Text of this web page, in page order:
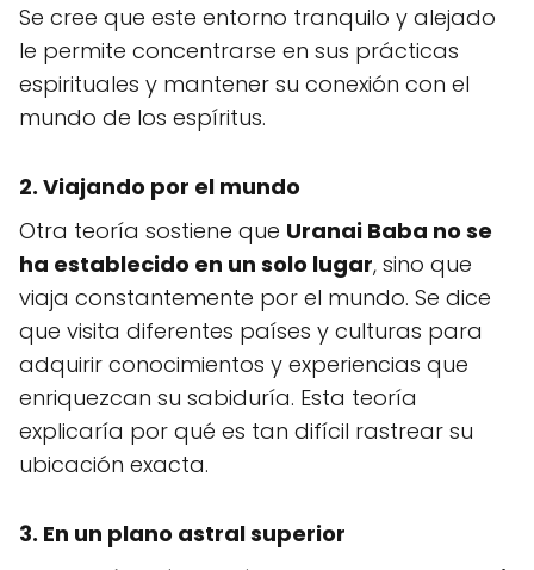
Se cree que este entorno tranquilo y alejado
le permite concentrarse en sus prácticas
espirituales y mantener su conexión con el
mundo de los espíritus.
2. Viajando por el mundo
Otra teoría sostiene que Uranai Baba no se
ha establecido en un solo lugar, sino que
viaja constantemente por el mundo. Se dice
que visita diferentes países y culturas para
adquirir conocimientos y experiencias que
enriquezcan su sabiduría. Esta teoría
explicaría por qué es tan difícil rastrear su
ubicación exacta.
3. En un plano astral superior